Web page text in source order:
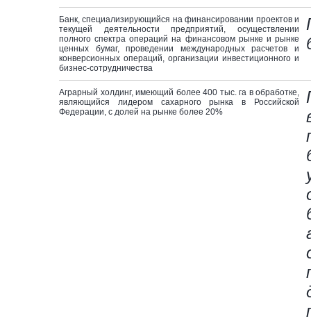
Банк, специализирующийся на финансировании проектов и
текущей деятельности предприятий, осуществлении
полного спектра операций на финансовом рынке и рынке
ценных бумаг, проведении международных расчетов и
конверсионных операций, организации инвестиционного и
бизнес-сотрудничества
Аграрный холдинг, имеющий более 400 тыс. га в обработке,
являющийся лидером сахарного рынка в Российской
Федерации, с долей на рынке более 20%